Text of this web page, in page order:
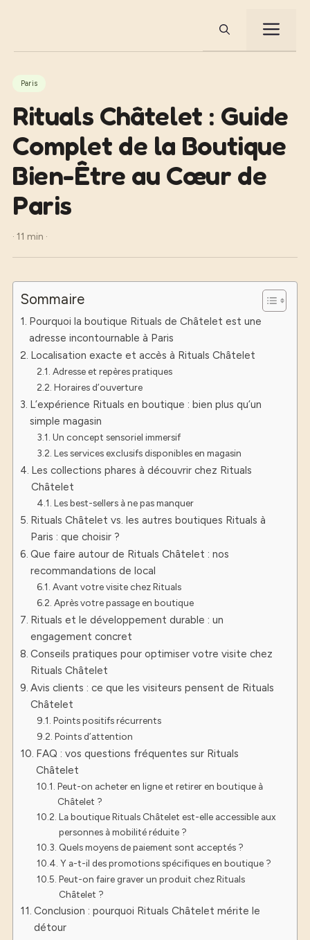
Paris
Rituals Châtelet : Guide
Complet de la Boutique
Bien-Être au Cœur de
Paris
· 11 min ·
Sommaire
Pourquoi la boutique Rituals de Châtelet est une
adresse incontournable à Paris
Localisation exacte et accès à Rituals Châtelet
Adresse et repères pratiques
Horaires d’ouverture
L’expérience Rituals en boutique : bien plus qu’un
simple magasin
Un concept sensoriel immersif
Les services exclusifs disponibles en magasin
Les collections phares à découvrir chez Rituals
Châtelet
Les best-sellers à ne pas manquer
Rituals Châtelet vs. les autres boutiques Rituals à
Paris : que choisir ?
Que faire autour de Rituals Châtelet : nos
recommandations de local
Avant votre visite chez Rituals
Après votre passage en boutique
Rituals et le développement durable : un
engagement concret
Conseils pratiques pour optimiser votre visite chez
Rituals Châtelet
Avis clients : ce que les visiteurs pensent de Rituals
Châtelet
Points positifs récurrents
Points d’attention
FAQ : vos questions fréquentes sur Rituals
Châtelet
Peut-on acheter en ligne et retirer en boutique à
Châtelet ?
La boutique Rituals Châtelet est-elle accessible aux
personnes à mobilité réduite ?
Quels moyens de paiement sont acceptés ?
Y a-t-il des promotions spécifiques en boutique ?
Peut-on faire graver un produit chez Rituals
Châtelet ?
Conclusion : pourquoi Rituals Châtelet mérite le
détour